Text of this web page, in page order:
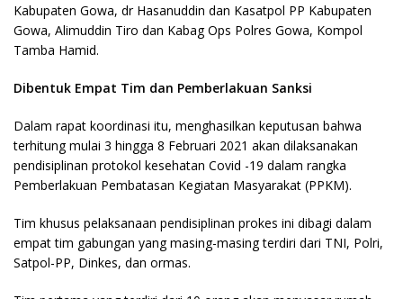
Kabupaten Gowa, dr Hasanuddin dan Kasatpol PP Kabupaten
Gowa, Alimuddin Tiro dan Kabag Ops Polres Gowa, Kompol
Tamba Hamid.
Dibentuk Empat Tim dan Pemberlakuan Sanksi
Dalam rapat koordinasi itu, menghasilkan keputusan bahwa
terhitung mulai 3 hingga 8 Februari 2021 akan dilaksanakan
pendisiplinan protokol kesehatan Covid -19 dalam rangka
Pemberlakuan Pembatasan Kegiatan Masyarakat (PPKM).
Tim khusus pelaksanaan pendisiplinan prokes ini dibagi dalam
empat tim gabungan yang masing-masing terdiri dari TNI, Polri,
Satpol-PP, Dinkes, dan ormas.